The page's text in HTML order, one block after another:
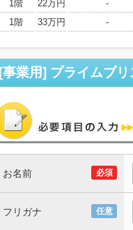
1階
22万円 -
1階
33万円 -
[事業用] プライムブ
必須
お名前
任意
フリガナ